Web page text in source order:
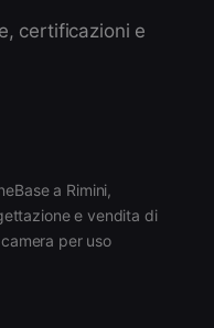
certificazioni e
a Rimini,
e vendita di
per uso